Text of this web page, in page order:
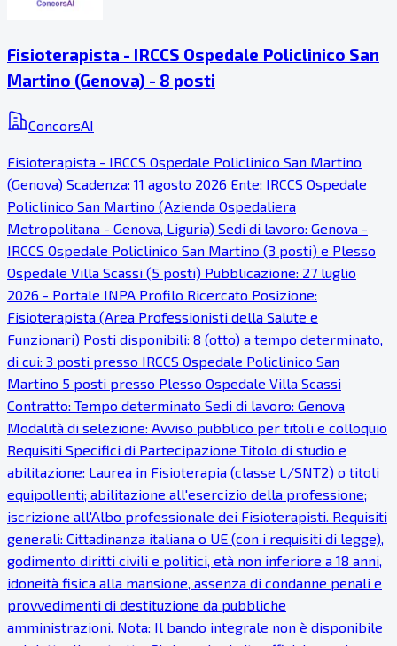
Fisioterapista - IRCCS Ospedale Policlinico San
Martino (Genova) - 8 posti
ConcorsAI
Fisioterapista - IRCCS Ospedale Policlinico San Martino
(Genova) Scadenza: 11 agosto 2026 Ente: IRCCS Ospedale
Policlinico San Martino (Azienda Ospedaliera
Metropolitana - Genova, Liguria) Sedi di lavoro: Genova -
IRCCS Ospedale Policlinico San Martino (3 posti) e Plesso
Ospedale Villa Scassi (5 posti) Pubblicazione: 27 luglio
2026 - Portale INPA Profilo Ricercato Posizione:
Fisioterapista (Area Professionisti della Salute e
Funzionari) Posti disponibili: 8 (otto) a tempo determinato,
di cui: 3 posti presso IRCCS Ospedale Policlinico San
Martino 5 posti presso Plesso Ospedale Villa Scassi
Contratto: Tempo determinato Sedi di lavoro: Genova
Modalità di selezione: Avviso pubblico per titoli e colloquio
Requisiti Specifici di Partecipazione Titolo di studio e
abilitazione: Laurea in Fisioterapia (classe L/SNT2) o titoli
equipollenti; abilitazione all'esercizio della professione;
iscrizione all'Albo professionale dei Fisioterapisti. Requisiti
generali: Cittadinanza italiana o UE (con i requisiti di legge),
godimento diritti civili e politici, età non inferiore a 18 anni,
idoneità fisica alla mansione, assenza di condanne penali e
provvedimenti di destituzione da pubbliche
amministrazioni. Nota: Il bando integrale non è disponibile